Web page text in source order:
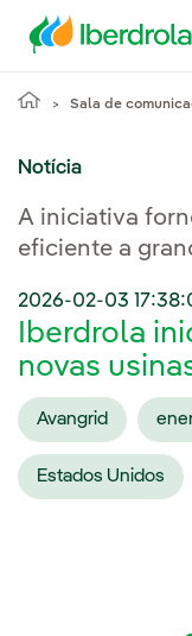
Sala de
Notícia
A iniciativa
eficiente a
2026-02-03
Iberdrola
novas
Avangrid
Estados Unidos